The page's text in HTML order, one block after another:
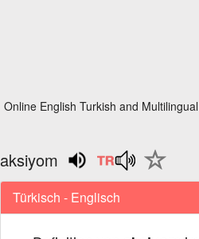
Online English Turkish and
aksiyom
Türkisch - Englisch